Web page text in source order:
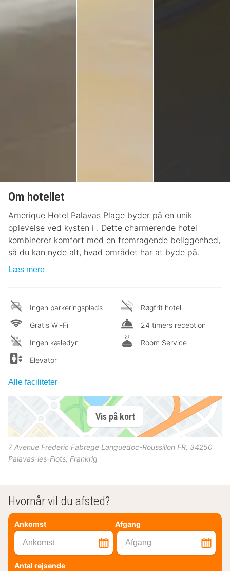
Om hotellet
Amerique Hotel Palavas Plage byder på en unik
oplevelse ved kysten i . Dette charmerende hotel
kombinerer komfort med en fremragende beliggenhed,
så du kan nyde alt, hvad området har at byde på.
Læs mere
Ingen parkeringsplads
Gratis Wi-Fi
Ingen kæledyr
Elevator
Røgfrit hotel
24 timers reception
Room Service
Alle faciliteter
Vis på kort
7 Avenue Frederic Fabrege Languedoc-Roussillon FR, 34250
Palavas-les-Flots, Frankrig
Hvornår vil du afsted?
Ankomst Afgang
Ankomst Afgang
Antal rejsende